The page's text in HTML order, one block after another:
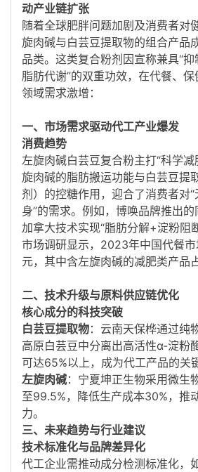
动产业链扩张
随着全球肥胖问题加剧及消费者对
旋肉碱与白芸豆提取物的组合产品
品类。这类复合粉剂因宣称兼具“抑
脂肪代谢”的双重功效，在代餐、
领域需求激增：
一、市场需求驱动代工产业爆发
消费趋势
左旋肉碱白芸豆复合粉主打“科学
旋肉碱的脂肪搬运功能与白芸豆提
剂）的控糖作用，迎合了消费者对
身”的需求。例如，博唤品牌推出
加拿大技术实现“脂肪分解+淀粉阻
市场调研显示，2023年中国代餐
元，其中含左旋肉碱的减肥类产品
二、技术升级与原料供应链优化
核心成分的科技突破
白芸豆提取物：云南天保桦通过纯
高原白芸豆中分离出高活性α-淀粉
可达65%以上，成为代工产品的关
左旋肉碱：宁夏坤正生物采用微生
至99.5%，降低生产成本30%，推
力。
三、未来趋势与行业建议
技术标准化与品牌差异化
代工企业需推动成分检测标准化，